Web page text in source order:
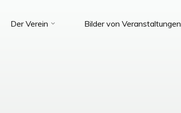
Der Verein Bilder von Veranstaltungen